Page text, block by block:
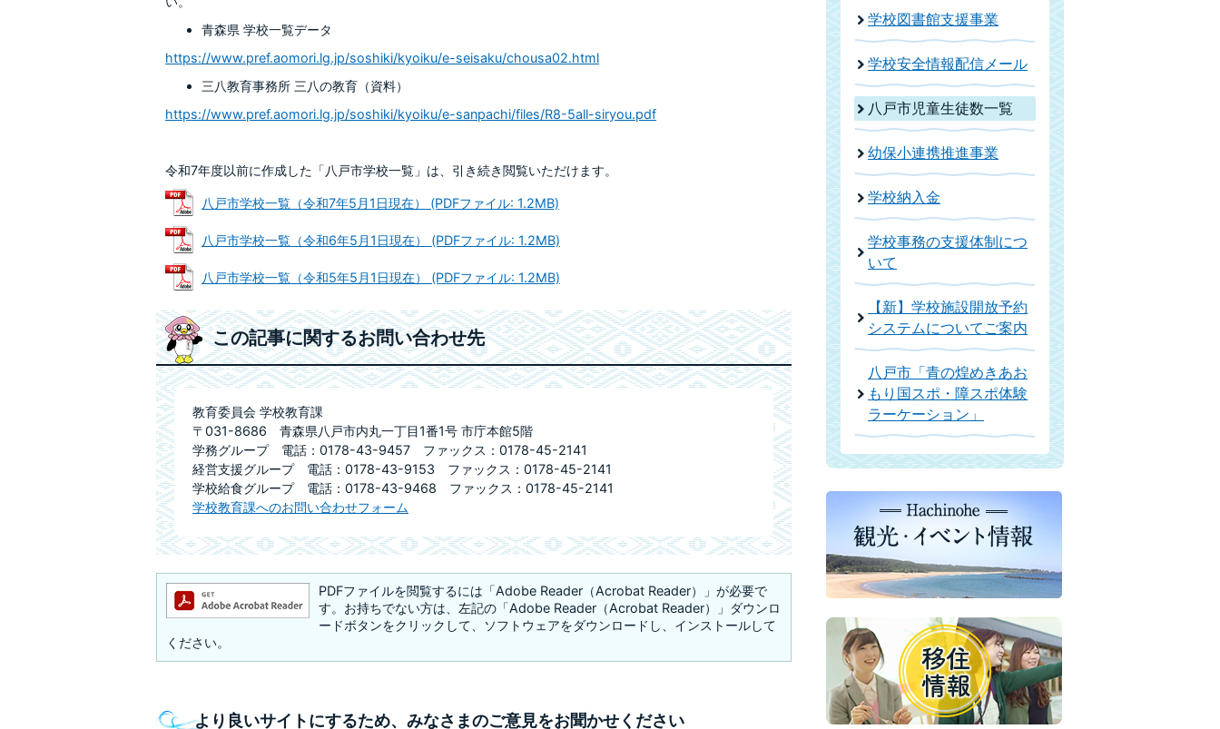
青森県 学校一覧データ
https://www.pref.aomori.lg.jp/soshiki/kyoiku/e-seisaku/chousa02.html
三八教育事務所 三八の教育（資料）
https://www.pref.aomori.lg.jp/soshiki/kyoiku/e-sanpachi/files/R8-5all-siryou.pdf
令和7年度以前に作成した「八戸市学校一覧」は、引き続き閲覧いただけます。
八戸市学校一覧（令和7年5月1日現在） (PDFファイル: 1.2MB)
八戸市学校一覧（令和6年5月1日現在） (PDFファイル: 1.2MB)
八戸市学校一覧（令和5年5月1日現在） (PDFファイル: 1.2MB)
この記事に関するお問い合わせ先
教育委員会 学校教育課
〒031-8686 青森県八戸市内丸一丁目1番1号 市庁本館5階
学務グループ 電話：0178-43-9457 ファックス：0178-45-2141
経営支援グループ 電話：0178-43-9153 ファックス：0178-45-2141
学校給食グループ 電話：0178-43-9468 ファックス：0178-45-2141
学校教育課へのお問い合わせフォーム
PDFファイルを閲覧するには「Adobe Reader（Acrobat Reader）」が必要で
す。お持ちでない方は、左記の「Adobe Reader（Acrobat Reader）」ダウンロ
ードボタンをクリックして、ソフトウェアをダウンロードし、インストールして
ください。
より良いサイトにするため、みなさまのご意見をお聞かせください
学校図書館支援事業
学校安全情報配信メール
八戸市児童生徒数一覧
幼保小連携推進事業
学校納入金
学校事務の支援体制につ
いて
【新】学校施設開放予約
システムについてご案内
八戸市「青の煌めきあお
もり国スポ・障スポ体験
ラーケーション」